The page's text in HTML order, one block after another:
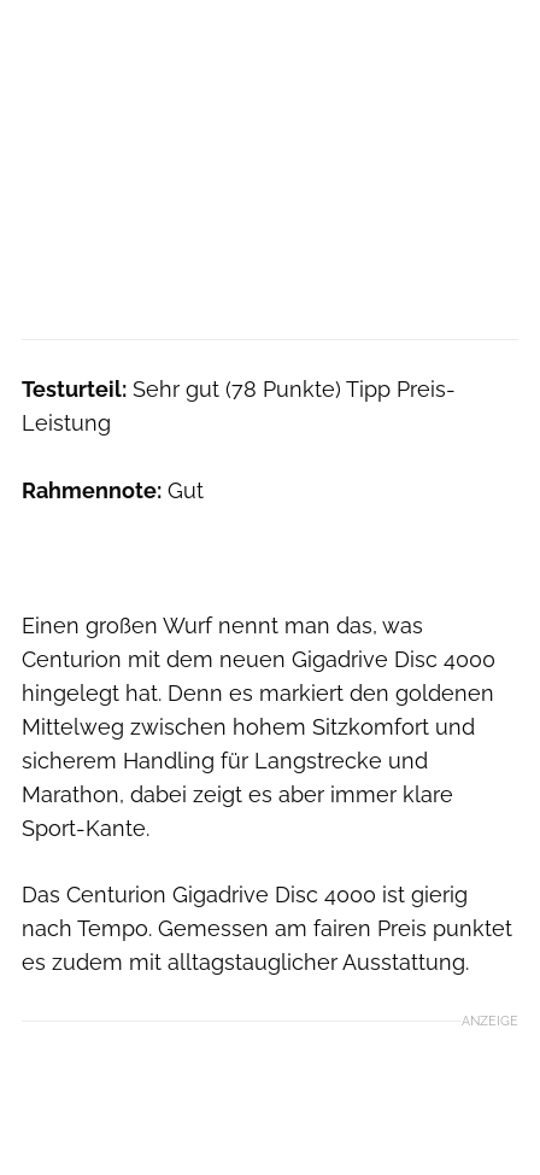
Testurteil: Sehr gut (78 Punkte) Tipp Preis-
Leistung
Rahmennote: Gut
Einen großen Wurf nennt man das, was
Centurion mit dem neuen Gigadrive Disc 4000
hingelegt hat. Denn es markiert den goldenen
Mittelweg zwischen hohem Sitzkomfort und
sicherem Handling für Langstrecke und
Marathon, dabei zeigt es aber immer klare
Sport-Kante.
Das Centurion Gigadrive Disc 4000 ist gierig
nach Tempo. Gemessen am fairen Preis punktet
es zudem mit alltagstauglicher Ausstattung.
ANZEIGE